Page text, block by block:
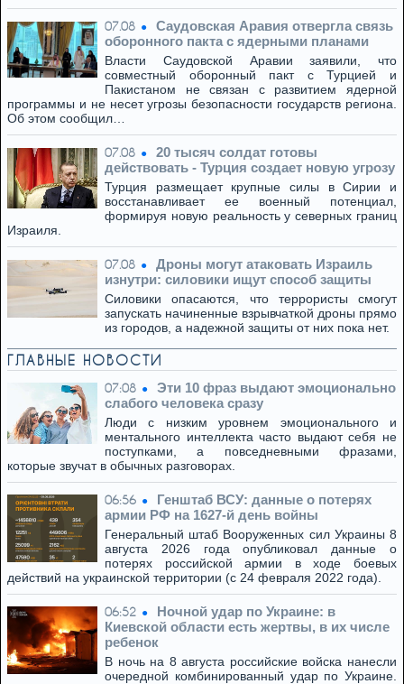
07.08
Саудовская Аравия отвергла связь
оборонного пакта с ядерными планами
Власти Саудовской Аравии заявили, что
совместный оборонный пакт с Турцией и
Пакистаном не связан с развитием ядерной
программы и не несет угрозы безопасности государств региона.
Об этом сообщил…
07.08
20 тысяч солдат готовы
действовать - Турция создает новую угрозу
Турция размещает крупные силы в Сирии и
восстанавливает ее военный потенциал,
формируя новую реальность у северных границ
Израиля.
07.08
Дроны могут атаковать Израиль
изнутри: силовики ищут способ защиты
Силовики опасаются, что террористы смогут
запускать начиненные взрывчаткой дроны прямо
из городов, а надежной защиты от них пока нет.
ГЛАВНЫЕ НОВОСТИ
07:08
Эти 10 фраз выдают эмоционально
слабого человека сразу
Люди с низким уровнем эмоционального и
ментального интеллекта часто выдают себя не
поступками, а повседневными фразами,
которые звучат в обычных разговорах.
06:56
Генштаб ВСУ: данные о потерях
армии РФ на 1627-й день войны
Генеральный штаб Вооруженных сил Украины 8
августа 2026 года опубликовал данные о
потерях российской армии в ходе боевых
действий на украинской территории (с 24 февраля 2022 года).
06:52
Ночной удар по Украине: в
Киевской области есть жертвы, в их числе
ребенок
В ночь на 8 августа российские войска нанесли
очередной комбинированный удар по Украине.